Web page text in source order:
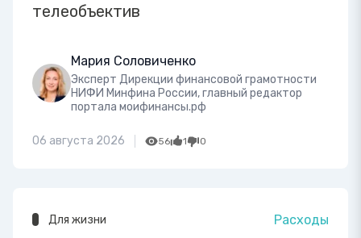
телеобъектив
Мария Соловиченко
Эксперт Дирекции финансовой грамотности
НИФИ Минфина России, главный редактор
портала моифинансы.рф
06 августа 2026 56 1 0
Для жизни Расходы